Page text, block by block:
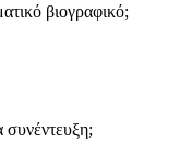
βιογραφικό;